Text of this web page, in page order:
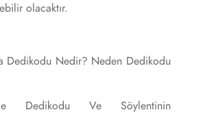
olacaktır.
Dedikodu Nedir? Neden Dedikodu
Dedikodu Ve Söylentinin